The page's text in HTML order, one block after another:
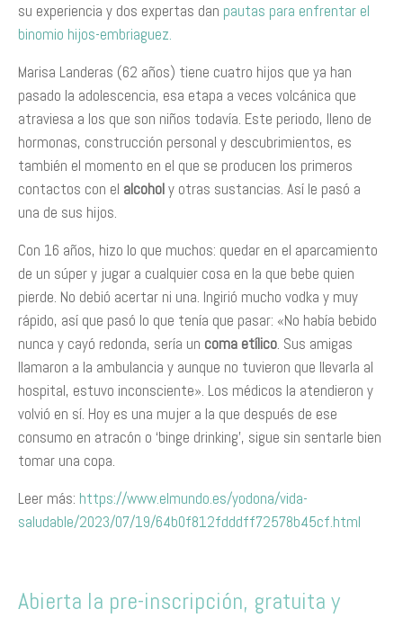
su experiencia y dos expertas dan pautas para enfrentar el
binomio hijos-embriaguez.
Marisa Landeras (62 años) tiene cuatro hijos que ya han
pasado la adolescencia, esa etapa a veces volcánica que
atraviesa a los que son niños todavía. Este periodo, lleno de
hormonas, construcción personal y descubrimientos, es
también el momento en el que se producen los primeros
contactos con el alcoholy otras sustancias. Así le pasó a
una de sus hijos.
Con 16 años, hizo lo que muchos: quedar en el aparcamiento
de un súper y jugar a cualquier cosa en la que bebe quien
pierde. No debió acertar ni una. Ingirió mucho vodka y muy
rápido, así que pasó lo que tenía que pasar: «No había bebido
nunca y cayó redonda, sería un coma etílico. Sus amigas
llamaron a la ambulancia y aunque no tuvieron que llevarla al
hospital, estuvo inconsciente». Los médicos la atendieron y
volvió en sí. Hoy es una mujer a la que después de ese
consumo en atracón o ‘binge drinking’, sigue sin sentarle bien
tomar una copa.
Leer más: https://www.elmundo.es/yodona/vida-
saludable/2023/07/19/64b0f812fdddff72578b45cf.html
Abierta la pre-inscripción, gratuita y